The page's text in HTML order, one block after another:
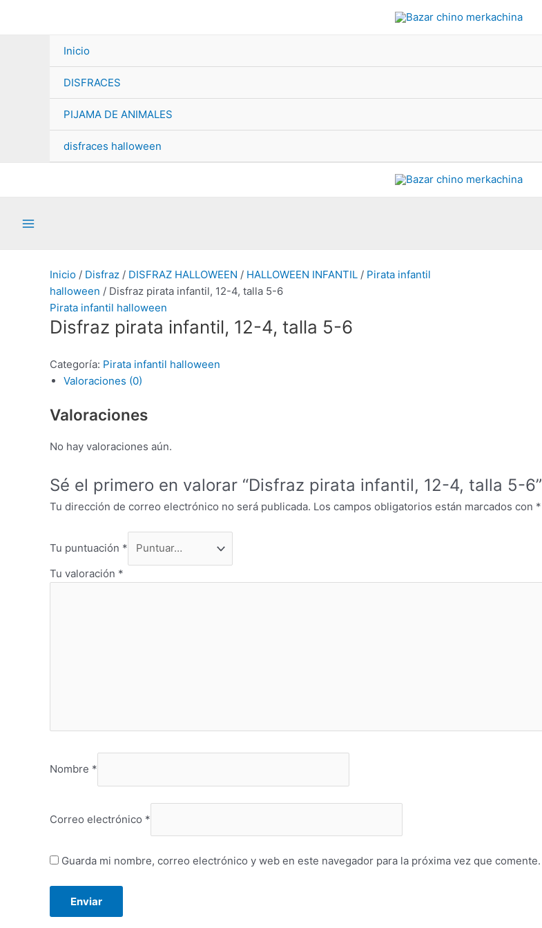
Inicio
DISFRACES
PIJAMA DE ANIMALES
disfraces halloween
Inicio / Disfraz / DISFRAZ HALLOWEEN / HALLOWEEN INFANTIL / Pirata infantil
halloween / Disfraz pirata infantil, 12-4, talla 5-6
Pirata infantil halloween
Disfraz pirata infantil, 12-4, talla 5-6
Categoría: Pirata infantil halloween
Valoraciones (0)
Valoraciones
No hay valoraciones aún.
Sé el primero en valorar “Disfraz pirata infantil, 12-4, talla 5-6”
Tu dirección de correo electrónico no será publicada. Los campos obligatorios están marcados con *
Tu puntuación *
Tu valoración *
Nombre *
Correo electrónico *
Guarda mi nombre, correo electrónico y web en este navegador para la próxima vez que comente.